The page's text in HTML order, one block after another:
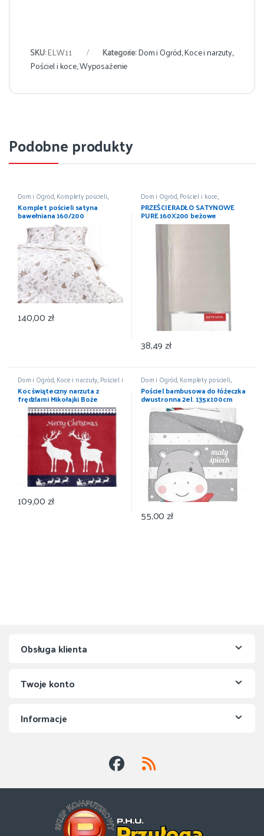
SKU:ELW11 Kategorie:Dom i Ogród,Koce i narzuty,
Pościel i koce,Wyposażenie
Podobne produkty
Dom i Ogród, Komplety pościeli,
Pościel i koce ,Wyposażenie
Komplet pościeli satyna
bawełniana 160/200
140,00zł
Dom i Ogród, Pościel i koce,
Prześcieradła,Wyposażenie
PRZEŚCIERADŁO SATYNOWE
PURE 160X200 beżowe
DETEXPOL
38,49zł
Dom i Ogród, Koce i narzuty, Pościel i
koce,Wyposażenie
Koc świąteczny narzuta z
frędzlami Mikołajki Boże
Narodzenie 150×200
109,00zł
Dom i Ogród, Komplety pościeli,
Pościel i koce ,Wyposażenie
Pościel bambusowa do łóżeczka
dwustronna 2el. 135x100cm
MAYA MOO 3530B
55,00zł
Obsługa klienta
Twoje konto
Informacje